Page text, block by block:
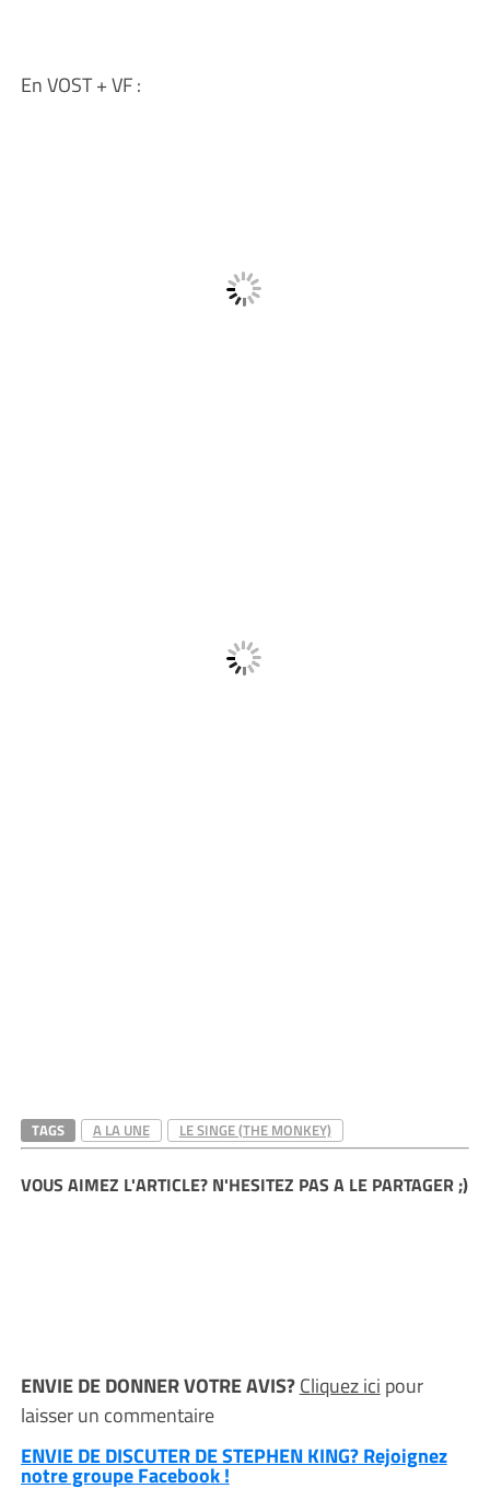
En VOST + VF :
TAGS A LA UNE LE SINGE (THE MONKEY)
VOUS AIMEZ L'ARTICLE? N'HESITEZ PAS A LE PARTAGER ;)
ENVIE DE DONNER VOTRE AVIS?Cliquez ici pour
laisser un commentaire
ENVIE DE DISCUTER DE STEPHEN KING? Rejoignez
notre groupe Facebook !